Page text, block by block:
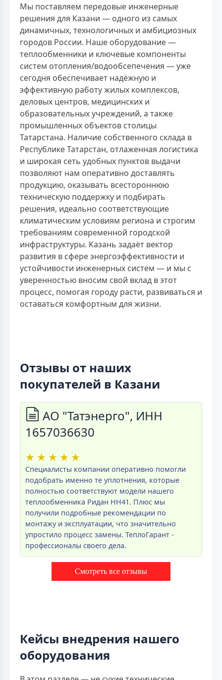
Мы поставляем передовые инженерные
решения для Казани — одного из самых
динамичных, технологичных и амбициозных
городов России. Наше оборудование —
теплообменники и ключевые компоненты
систем отопления/водообсепечения — уже
сегодня обеспечивает надёжную и
эффективную работу жилых комплексов,
деловых центров, медицинских и
образовательных учреждений, а также
промышленных объектов столицы
Татарстана. Наличие собственного склада в
Республике Татарстан, отлаженная логистика
и широкая сеть удобных пунктов выдачи
позволяют нам оперативно доставлять
продукцию, оказывать всестороннюю
техническую поддержку и подбирать
решения, идеально соответствующие
климатическим условиям региона и строгим
требованиям современной городской
инфраструктуры. Казань задаёт вектор
развития в сфере энергоэффективности и
устойчивости инженерных систем — и мы с
уверенностью вносим свой вклад в этот
процесс, помогая городу расти, развиваться и
оставаться комфортным для жизни.
Отзывы от наших
покупателей в Казани
АО "Татэнерго", ИНН
1657036630
★ ★ ★ ★ ★
Специалисты компании оперативно помогли
подобрать именно те уплотнения, которые
полностью соответствуют модели нашего
теплообменника Ридан НН41. Плюс мы
получили подробные рекомендации по
монтажу и эксплуатации, что значительно
упростило процесс замены. ТеплоГарант -
профессионалы своего дела.
Смотреть все отзывы
Кейсы внедрения нашего
оборудования